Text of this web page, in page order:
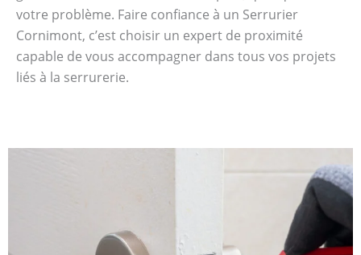
votre problème. Faire confiance à un Serrurier
Cornimont, c’est choisir un expert de proximité
capable de vous accompagner dans tous vos projets
liés à la serrurerie.